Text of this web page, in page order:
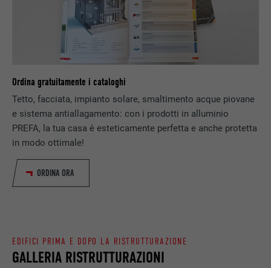
Ordina gratuitamente i cataloghi
Tetto, facciata, impianto solare, smaltimento acque piovane
e sistema antiallagamento: con i prodotti in alluminio
PREFA, la tua casa è esteticamente perfetta e anche protetta
in modo ottimale!
ORDINA ORA
GALLERIA RISTRUTTURAZIONI
EDIFICI PRIMA E DOPO LA RISTRUTTURAZIONE
generare dati statistici riguardo agli utenti
del sito web.
_gaexp
PROVIDER Google Optimize
DECORSO 90 giorni
verificare se il browser permette
Sessione
Memorizza la versione linguistica di un sito
NOME lang
PROVIDER LinkedIn
NOME bcookie